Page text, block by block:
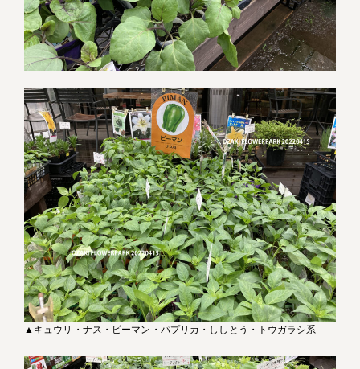
▲キュウリ・ナス・ピーマン・パプリカ・ししとう・トウガラシ系